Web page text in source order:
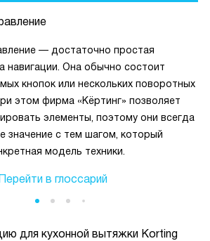
для кухонной вытяжки Korting
— достаточно простая
навигации. Она обычно состоит
кнопок или нескольких поворотных
этом фирма «Кёртинг» позволяет
элементы, поэтому они всегда
значение с тем шагом, который
модель техники.
Перейти в глоссарий